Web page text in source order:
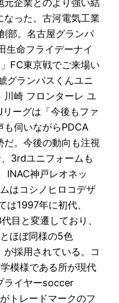
った。古河電気工業
部。名古屋グランパ
生命フライデーナイ
FC東京戦でご来場い
グランパスくんユニ
川崎 フロンターレ ユ
ーグは「今後もファ
も伺いながらPDCA
。今後の動向も注視
3rdユニフォームも
INAC神戸レオネッ
はコシノヒロコデザ
は1997年に初代、
目と変遷しており、
ほぼ同様の5色
が採用されている。コ
模様である所が現代
ライヤーsoccer
トレードマークのフ